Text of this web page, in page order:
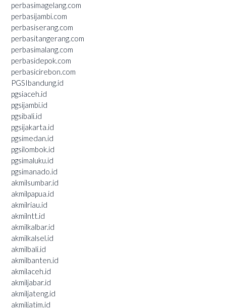
perbasimagelang.com
perbasijambi.com
perbasiserang.com
perbasitangerang.com
perbasimalang.com
perbasidepok.com
perbasicirebon.com
PGSIbandung.id
pgsiaceh.id
pgsijambi.id
pgsibali.id
pgsijakarta.id
pgsimedan.id
pgsilombok.id
pgsimaluku.id
pgsimanado.id
akmilsumbar.id
akmilpapua.id
akmilriau.id
akmilntt.id
akmilkalbar.id
akmilkalsel.id
akmilbali.id
akmilbanten.id
akmilaceh.id
akmiljabar.id
akmiljateng.id
akmiljatim.id